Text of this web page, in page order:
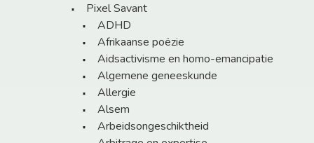
Pixel Savant
ADHD
Afrikaanse poëzie
Aidsactivisme en homo-emancipatie
Algemene geneeskunde
Allergie
Alsem
Arbeidsongeschiktheid